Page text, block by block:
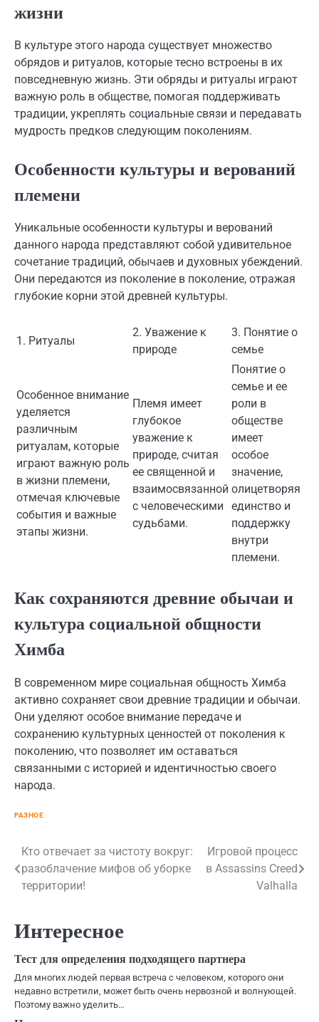
жизни
В культуре этого народа существует множество
обрядов и ритуалов, которые тесно встроены в их
повседневную жизнь. Эти обряды и ритуалы играют
важную роль в обществе, помогая поддерживать
традиции, укреплять социальные связи и передавать
мудрость предков следующим поколениям.
Особенности культуры и верований
племени
Уникальные особенности культуры и верований
данного народа представляют собой удивительное
сочетание традиций, обычаев и духовных убеждений.
Они передаются из поколение в поколение, отражая
глубокие корни этой древней культуры.
1. Ритуалы
2. Уважение к
природе
3. Понятие о
семье
Особенное внимание
уделяется
различным
ритуалам, которые
играют важную роль
в жизни племени,
отмечая ключевые
события и важные
этапы жизни.
Племя имеет
глубокое
уважение к
природе, считая
ее священной и
взаимосвязанной
с человеческими
судьбами.
Понятие о
семье и ее
роли в
обществе
имеет
особое
значение,
олицетворяя
единство и
поддержку
внутри
племени.
Как сохраняются древние обычаи и
культура социальной общности
Химба
В современном мире социальная общность Химба
активно сохраняет свои древние традиции и обычаи.
Они уделяют особое внимание передаче и
сохранению культурных ценностей от поколения к
поколению, что позволяет им оставаться
связанными с историей и идентичностью своего
народа.
РАЗНОЕ
Навигация
по
Кто отвечает за чистоту вокруг:
разоблачение мифов об уборке
территории!
Игровой процесс
в Assassins Creed
Valhalla
Интересное
Тест для определения подходящего партнера
Для многих людей первая встреча с человеком, которого они
недавно встретили, может быть очень нервозной и волнующей.
Поэтому важно уделить…